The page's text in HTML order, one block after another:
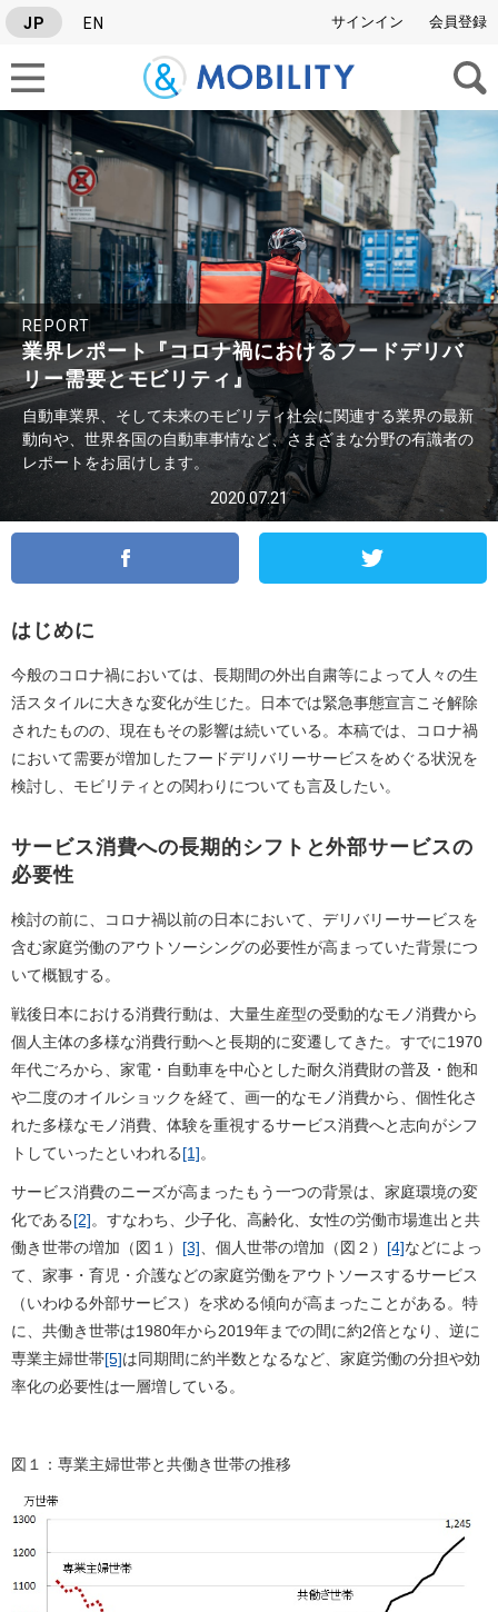
JP EN サインイン 会員登録
タグから検索
SERIES
#Israel News Letter #グルーバル自動車ニュース #業界レポート
REPORT
業界レポート『コロナ禍におけるフードデリバ
リー需要とモビリティ』
自動車業界、そして未来のモビリティ社会に関連する業界の最新
動向や、世界各国の自動車事情など、さまざまな分野の有識者の
レポートをお届けします。
2020.07.21
はじめに
今般のコロナ禍においては、長期間の外出自粛等によって人々の生
活スタイルに大きな変化が生じた。日本では緊急事態宣言こそ解除
されたものの、現在もその影響は続いている。本稿では、コロナ禍
において需要が増加したフードデリバリーサービスをめぐる状況を
検討し、モビリティとの関わりについても言及したい。
サービス消費への長期的シフトと外部サービスの
必要性
検討の前に、コロナ禍以前の日本において、デリバリーサービスを
含む家庭労働のアウトソーシングの必要性が高まっていた背景につ
いて概観する。
戦後日本における消費行動は、大量生産型の受動的なモノ消費から
個人主体の多様な消費行動へと長期的に変遷してきた。すでに1970
年代ごろから、家電・自動車を中心とした耐久消費財の普及・飽和
や二度のオイルショックを経て、画一的なモノ消費から、個性化さ
れた多様なモノ消費、体験を重視するサービス消費へと志向がシフ
トしていったといわれる[1]。
サービス消費のニーズが高まったもう一つの背景は、家庭環境の変
化である[2]。すなわち、少子化、高齢化、女性の労働市場進出と共
働き世帯の増加（図１） [3] 、個人世帯の増加（図２） [4]などによっ
て、家事・育児・介護などの家庭労働をアウトソースするサービス
（いわゆる外部サービス）を求める傾向が高まったことがある。特
に、共働き世帯は1980年から2019年までの間に約2倍となり、逆に
専業主婦世帯[5]は同期間に約半数となるなど、家庭労働の分担や効
率化の必要性は一層増している。
図１：専業主婦世帯と共働き世帯の推移